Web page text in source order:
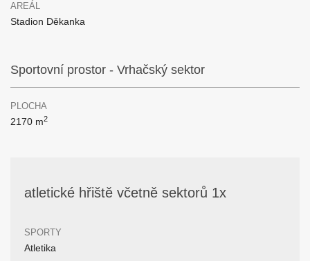
AREÁL
Stadion Děkanka
Sportovní prostor - Vrhačský sektor
PLOCHA
2170 m2
atletické hřiště včetně sektorů 1x
SPORTY
Atletika